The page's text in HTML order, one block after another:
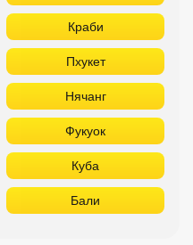
Краби
Пхукет
Нячанг
Фукуок
Куба
Бали